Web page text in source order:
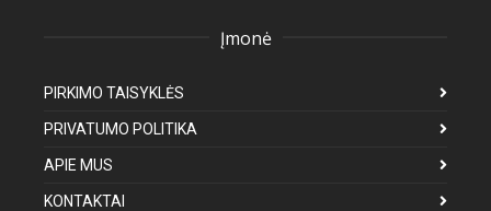
Įmonė
PIRKIMO TAISYKLĖS
PRIVATUMO POLITIKA
APIE MUS
KONTAKTAI